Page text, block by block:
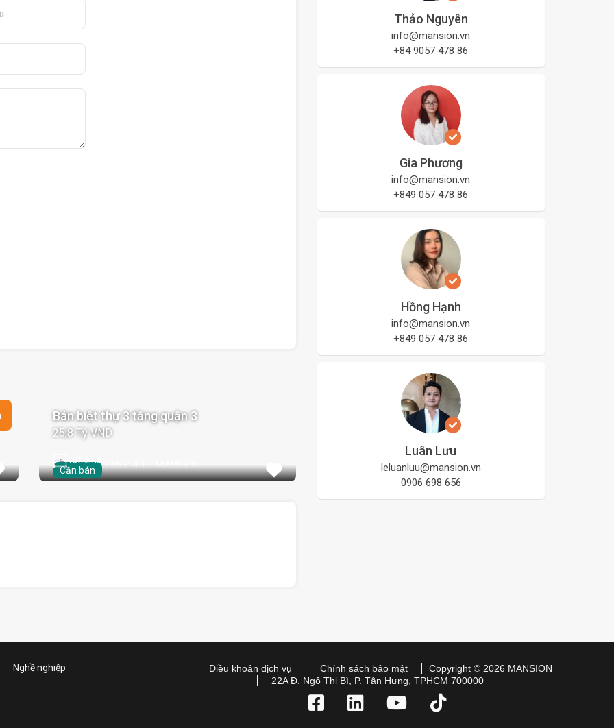
Cần bán
Bán biệt thự 3 tầng quận 3
25,8 Tỷ VND
167.2m2
Thảo Nguyên
info@mansion.vn
+84 9057 478 86
Gia Phương
info@mansion.vn
+849 057 478 86
Hồng Hạnh
info@mansion.vn
+849 057 478 86
Luân Lưu
leluanluu@mansion.vn
0906 698 656
Nghề nghiệp
Điều khoản dịch vụ Chính sách bảo mật
Copyright © 2026 MANSION
22A Đ. Ngô Thị Bì, P. Tân Hưng, TPHCM 700000